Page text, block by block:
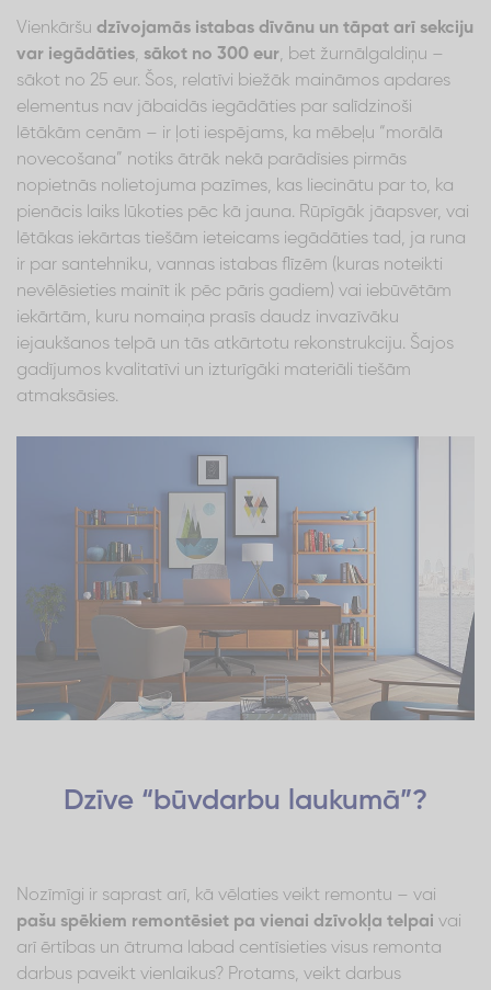
Vienkāršu dzīvojamās istabas dīvānu un tāpat arī sekciju
var iegādāties, sākot no 300 eur, bet žurnālgaldiņu –
sākot no 25 eur. Šos, relatīvi biežāk maināmos apdares
elementus nav jābaidās iegādāties par salīdzinoši
lētākām cenām – ir ļoti iespējams, ka mēbeļu “morālā
novecošana” notiks ātrāk nekā parādīsies pirmās
nopietnās nolietojuma pazīmes, kas liecinātu par to, ka
pienācis laiks lūkoties pēc kā jauna. Rūpīgāk jāapsver, vai
lētākas iekārtas tiešām ieteicams iegādāties tad, ja runa
ir par santehniku, vannas istabas flīzēm (kuras noteikti
nevēlēsieties mainīt ik pēc pāris gadiem) vai iebūvētām
iekārtām, kuru nomaiņa prasīs daudz invazīvāku
iejaukšanos telpā un tās atkārtotu rekonstrukciju. Šajos
gadījumos kvalitatīvi un izturīgāki materiāli tiešām
atmaksāsies.
Dzīve “būvdarbu laukumā”?
Nozīmīgi ir saprast arī, kā vēlaties veikt remontu – vai
pašu spēkiem remontēsiet pa vienai dzīvokļa telpai vai
arī ērtības un ātruma labad centīsieties visus remonta
darbus paveikt vienlaikus? Protams, veikt darbus